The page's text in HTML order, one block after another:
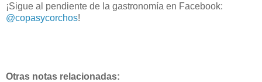
¡Sigue al pendiente de la gastronomía en Facebook:
@copasycorchos!
Otras notas relacionadas: